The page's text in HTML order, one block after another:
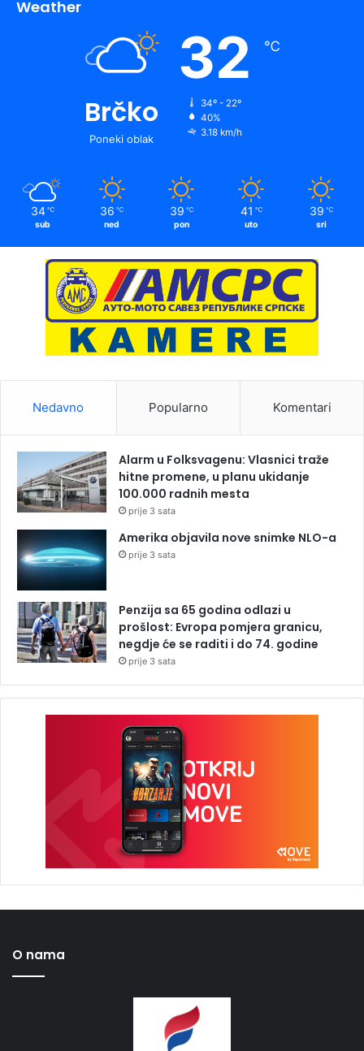
Weather
Brčko
Poneki oblak
32 ℃
34º - 22º
40%
3.18 km/h
34 ℃
sub
36 ℃
ned
39 ℃
pon
41 ℃
uto
39 ℃
sri
Nedavno Popularno Komentari
Alarm u Folksvagenu: Vlasnici traže
hitne promene, u planu ukidanje
100.000 radnih mesta
prije 3 sata
Amerika objavila nove snimke NLO-a
prije 3 sata
Penzija sa 65 godina odlazi u
prošlost: Evropa pomjera granicu,
negdje će se raditi i do 74. godine
prije 3 sata
O nama